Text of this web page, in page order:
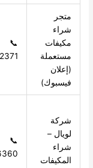
متجر
شراء
مكيفات
مستعملة
(إعلان
فيسبوك)
📞
شركة
لويال –
شراء
المكيفات
📞